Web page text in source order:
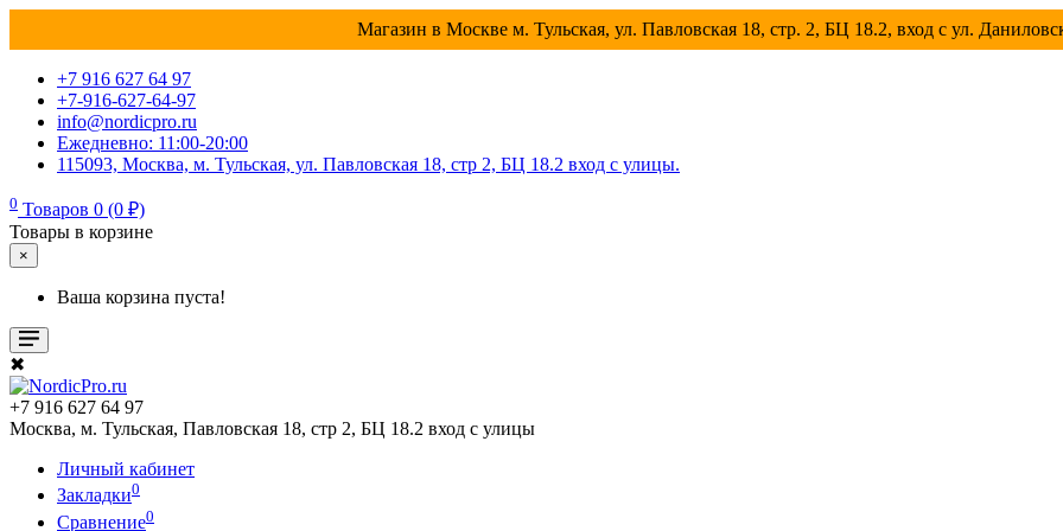
Магазин в Москве м. Тульская, ул. Павловская 18, стр. 2, БЦ 18.2, вход с ул.
+7 916 627 64 97
+7-916-627-64-97
info@nordicpro.ru
Ежедневно: 11:00-20:00
115093, Москва, м. Тульская, ул. Павловская 18, стр 2, БЦ 18.2 вход с улицы.
0 Товаров 0 (0 ₽)
Товары в корзине
×
Ваша корзина пуста!
✖
+7 916 627 64 97
Москва, м. Тульская, Павловская 18, стр 2, БЦ 18.2 вход с улицы
Личный кабинет
Закладки0
Сравнение0